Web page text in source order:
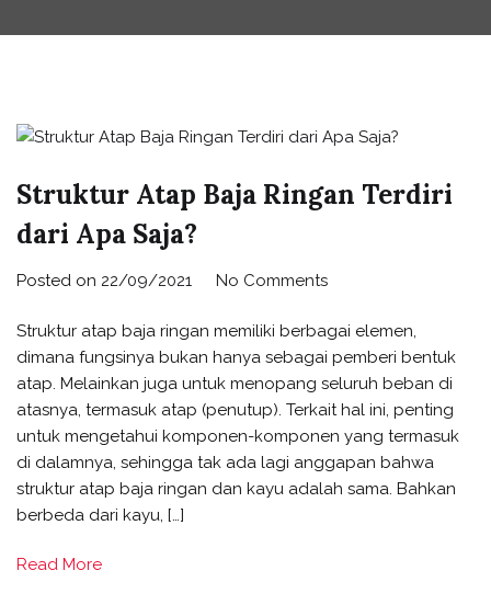
Struktur Atap Baja Ringan Terdiri
dari Apa Saja?
Posted on 22/09/2021 No Comments
Struktur atap baja ringan memiliki berbagai elemen,
dimana fungsinya bukan hanya sebagai pemberi bentuk
atap. Melainkan juga untuk menopang seluruh beban di
atasnya, termasuk atap (penutup). Terkait hal ini, penting
untuk mengetahui komponen-komponen yang termasuk
di dalamnya, sehingga tak ada lagi anggapan bahwa
struktur atap baja ringan dan kayu adalah sama. Bahkan
berbeda dari kayu, […]
Read More